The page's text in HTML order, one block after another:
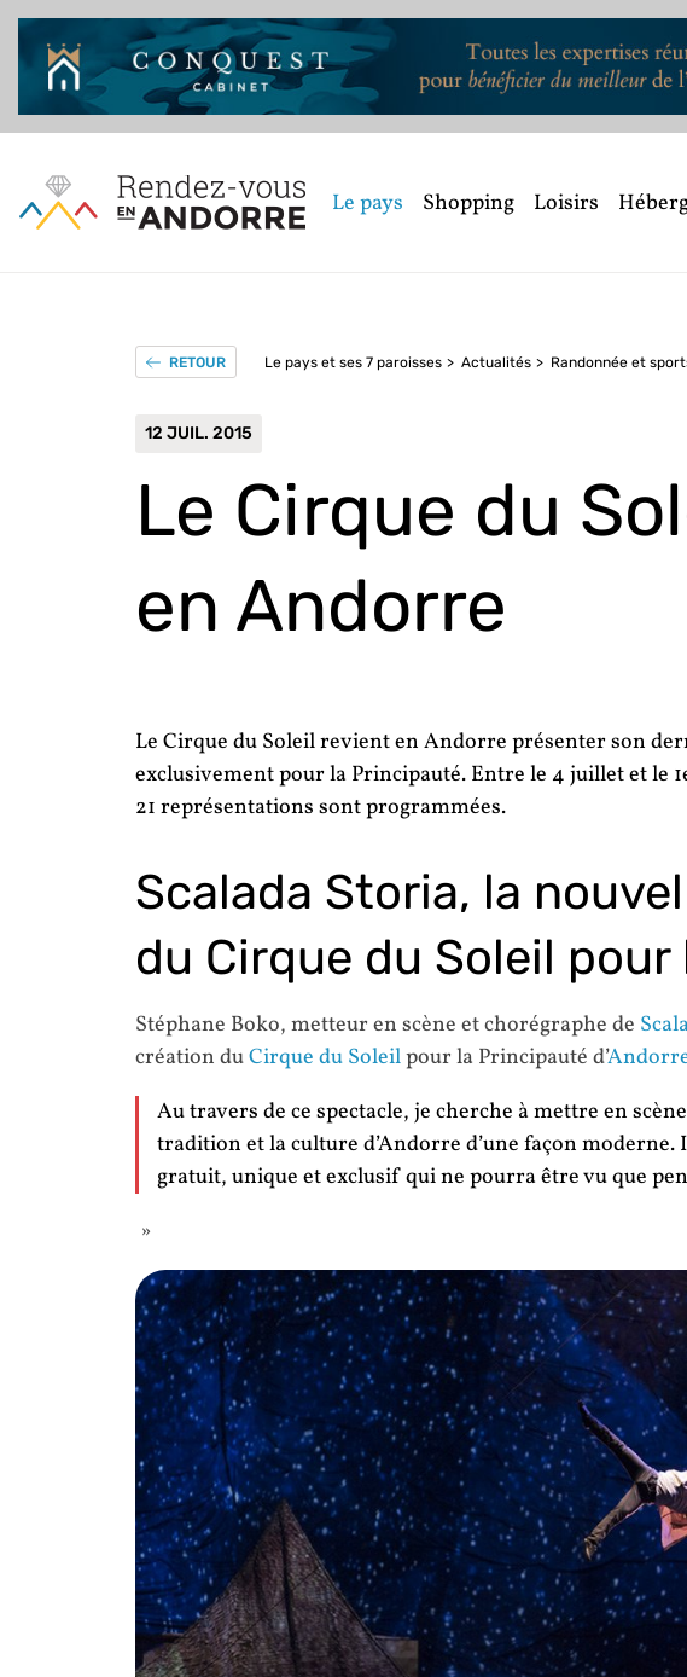
Le pays Shopping Loisirs
RETOUR Le pays et ses 7 paroisses Actualités Randonnée et
12 JUIL. 2015
Le Cirque du
en Andorre
Le Cirque du Soleilrevient en Andorre présenter son
exclusivement pour la Principauté. Entre le 4 juillet et le
21 représentations sont programmées.
Scalada Storia, la
du Cirque du Soleil pour
Stéphane Boko, metteur en scène et chorégraphe de
création duCirque du Soleilpour la Principauté d’
Au travers de ce spectacle, je cherche à mettre en
tradition et la culture d’Andorre d’une façon moderne.
gratuit, unique et exclusif qui ne pourra être vu que
»